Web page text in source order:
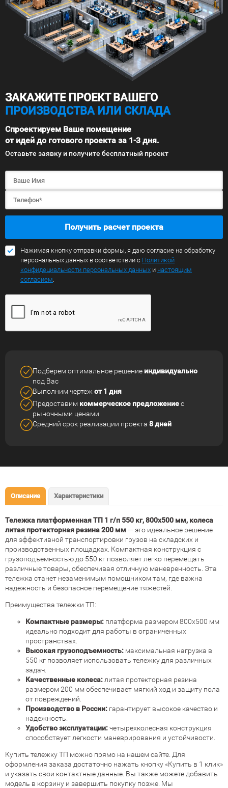
ЗАКАЖИТЕ ПРОЕКТ ВАШЕГО
ПРОИЗВОДСТВА ИЛИ СКЛАДА
Спроектируем Ваше помещение
от идей до готового проекта за 1-3 дня.
Оставьте заявку и получите бесплатный проект
Получить расчет проекта
Нажимая кнопку отправки формы, я даю согласие на обработку
персональных данных в соответствии с Политикой
конфидециальности персональных данных и настоящим
согласием
Подберем оптимальное решение индивидуально
под Вас
Выполним чертеж от 1 дня
Предоставим коммерческое предложениес
рыночными ценами
Средний срок реализации проекта 8 дней
Описание Характеристики
Тележка платформенная ТП 1 г/п 550 кг, 800x500 мм, колеса
литая протекторная резина 200 мм — это идеальное решение
для эффективной транспортировки грузов на складских и
производственных площадках. Компактная конструкция с
грузоподъемностью до 550 кг позволяет легко перемещать
различные товары, обеспечивая отличную маневренность. Эта
тележка станет незаменимым помощником там, где важна
надежность и безопасное перемещение тяжестей.
Преимущества тележки ТП:
Компактные размеры: платформа размером 800x500 мм
идеально подходит для работы в ограниченных
пространствах.
Высокая грузоподъемность: максимальная нагрузка в
550 кг позволяет использовать тележку для различных
задач.
Качественные колеса: литая протекторная резина
размером 200 мм обеспечивает мягкий ход и защиту пола
от повреждений.
Производство в России: гарантирует высокое качество и
надежность.
Удобство эксплуатации:четырехколесная конструкция
способствует легкости маневрирования и устойчивости.
Купить тележку ТП можно прямо на нашем сайте. Для
оформления заказа достаточно нажать кнопку «Купить в 1 клик»
и указать свои контактные данные. Вы также можете добавить
модель в корзину и завершить покупку позже. Мы